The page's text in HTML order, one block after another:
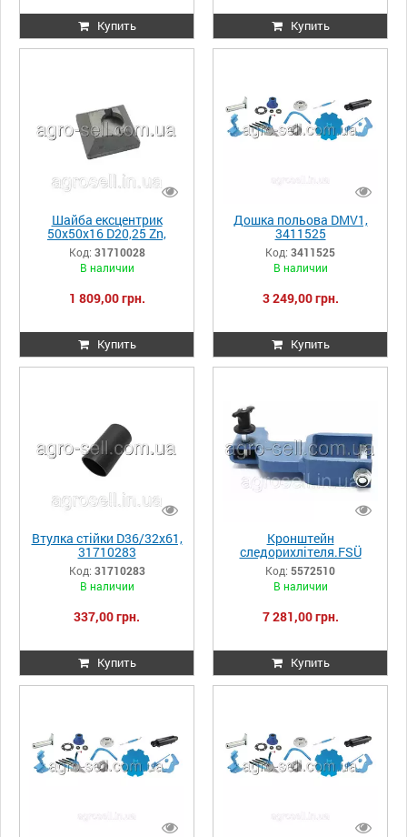
Купить Купить
Шайба ексцентрик
50x50x16 D20,25 Zn,
31710028
Код: 31710028
В наличии
1 809,00 грн.
Купить
Дошка польова DMV1,
3411525
Код: 3411525
В наличии
3 249,00 грн.
Купить
Втулка стійки D36/32x61,
31710283
Код: 31710283
В наличии
337,00 грн.
Купить
Кронштейн
следорихлітеля.FSÜ
80x80H 5572510
Код: 5572510
В наличии
7 281,00 грн.
Купить